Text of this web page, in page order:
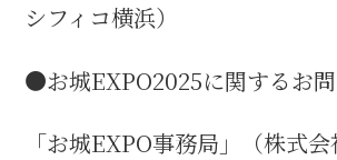
シフィコ横浜）
●お城EXPO2025に関するお
「お城EXPO事務局」（株式